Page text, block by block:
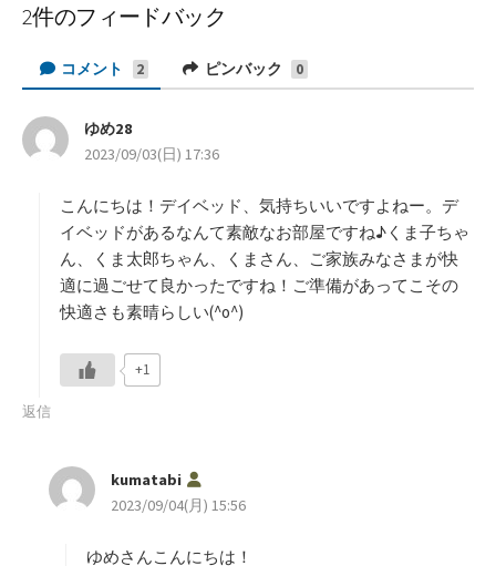
2件のフィードバック
コメント 2 ピンバック 0
ゆめ28
り
2023/09/03(日) 17:36
こんにちは！デイベッド、気持ちいいですよねー。デ
イベッドがあるなんて素敵なお部屋ですね♪くま子ちゃ
ん、くま太郎ちゃん、くまさん、ご家族みなさまが快
適に過ごせて良かったですね！ご準備があってこその
快適さも素晴らしい(^o^)
+1
返信
kumatabi
り
2023/09/04(月) 15:56
ゆめさんこんにちは！